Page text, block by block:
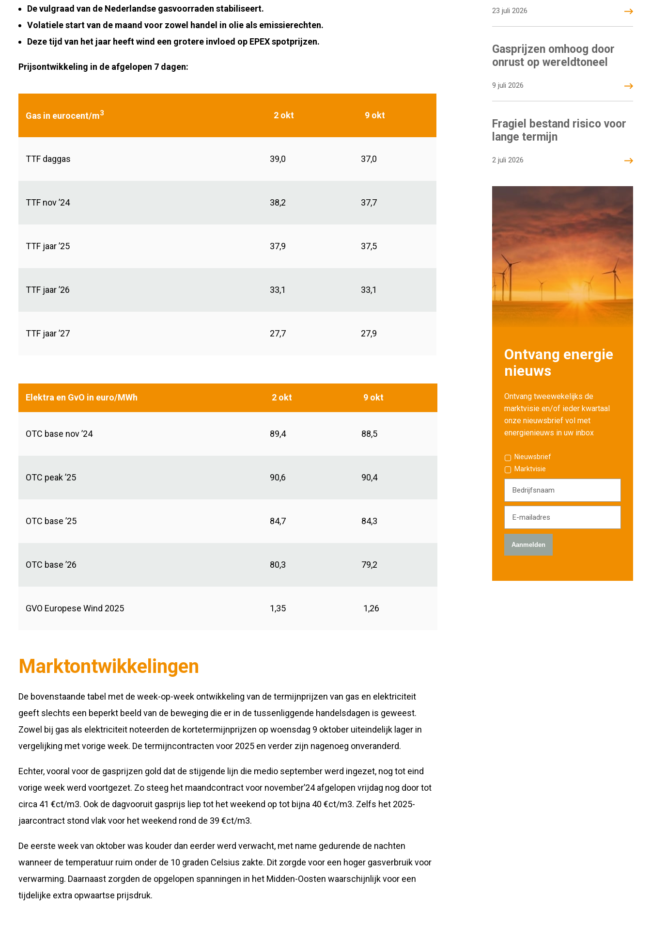
De vulgraad van de Nederlandse gasvoorraden stabiliseert.
Volatiele start van de maand voor zowel handel in olie als emissierechten.
Deze tijd van het jaar heeft wind een grotere invloed op EPEX spotprijzen.
Prijsontwikkeling in de afgelopen 7 dagen:
Gas in eurocent/m3 2 okt 9 okt
TTF daggas 39,0 37,0
TTF nov ’24 38,2 37,7
TTF jaar ’25 37,9 37,5
TTF jaar ’26 33,1 33,1
TTF jaar ’27 27,7 27,9
Elektra en GvO in euro/MWh 2 okt 9 okt
OTC base nov ’24 89,4 88,5
OTC peak ’25 90,6 90,4
OTC base ’25 84,7 84,3
OTC base ’26 80,3 79,2
GVO Europese Wind 2025 1,35 1,26
Marktontwikkelingen
De bovenstaande tabel met de week-op-week ontwikkeling van de termijnprijzen van gas en elektriciteit
geeft slechts een beperkt beeld van de beweging die er in de tussenliggende handelsdagen is geweest.
Zowel bij gas als elektriciteit noteerden de kortetermijnprijzen op woensdag 9 oktober uiteindelijk lager in
vergelijking met vorige week. De termijncontracten voor 2025 en verder zijn nagenoeg onveranderd.
Echter, vooral voor de gasprijzen gold dat de stijgende lijn die medio september werd ingezet, nog tot eind
vorige week werd voortgezet. Zo steeg het maandcontract voor november’24 afgelopen vrijdag nog door tot
circa 41 €ct/m3. Ook de dagvooruit gasprijs liep tot het weekend op tot bijna 40 €ct/m3. Zelfs het 2025-
jaarcontract stond vlak voor het weekend rond de 39 €ct/m3.
De eerste week van oktober was kouder dan eerder werd verwacht, met name gedurende de nachten
wanneer de temperatuur ruim onder de 10 graden Celsius zakte. Dit zorgde voor een hoger gasverbruik voor
verwarming. Daarnaast zorgden de opgelopen spanningen in het Midden-Oosten waarschijnlijk voor een
tijdelijke extra opwaartse prijsdruk.
23 juli 2026
Gasprijzen omhoog door
onrust op wereldtoneel
9 juli 2026
Fragiel bestand risico voor
lange termijn
2 juli 2026
Ontvang energie
nieuws
Ontvang tweewekelijks de
marktvisie en/of ieder kwartaal
onze nieuwsbrief vol met
energienieuws in uw inbox
Nieuwsbrief
Marktvisie